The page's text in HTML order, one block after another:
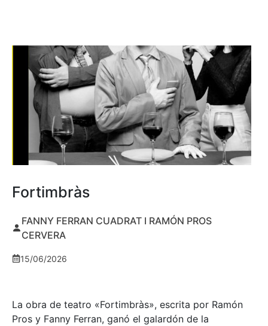
Fortimbràs
FANNY FERRAN CUADRAT I RAMÓN PROS
CERVERA
15/06/2026
La obra de teatro «Fortimbràs», escrita por Ramón
Pros y Fanny Ferran, ganó el galardón de la